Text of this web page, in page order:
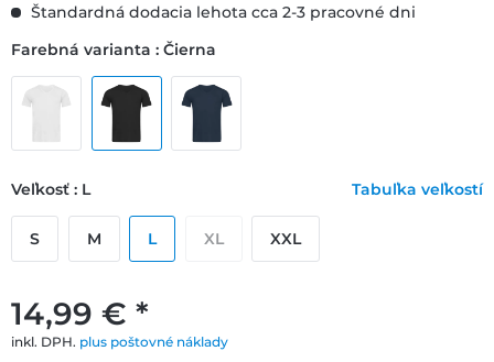
14,99 € *
inkl. DPH. plus poštovné náklady
Štandardná dodacia lehota cca 2-3 pracovné dni
Farebná varianta : Čierna
Veľkosť : L Tabuľka veľkostí
S M L XL XXL